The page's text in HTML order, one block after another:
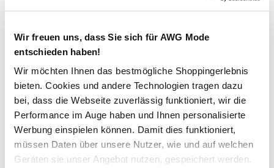
Wir freuen uns, dass Sie sich für AWG Mode
entschieden haben!
Wir möchten Ihnen das bestmögliche Shoppingerlebnis
bieten. Cookies und andere Technologien tragen dazu
bei, dass die Webseite zuverlässig funktioniert, wir die
Performance im Auge haben und Ihnen personalisierte
Werbung einspielen können. Damit dies funktioniert,
müssen Daten über unsere Nutzer, wie und auf welchen
Geräten sie unser Angebot nutzen, gespeichert werden.
Zur Wunschliste hinzufügen
Damen Bluse im farbigen Alloverprint
schicke Bluse von Tom Tailor
Serafinoausschnitt geht in Knopfleiste über